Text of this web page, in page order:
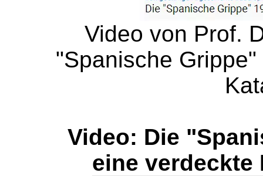
Video von Prof.
"Spanische
Video: Die
eine verdeckte